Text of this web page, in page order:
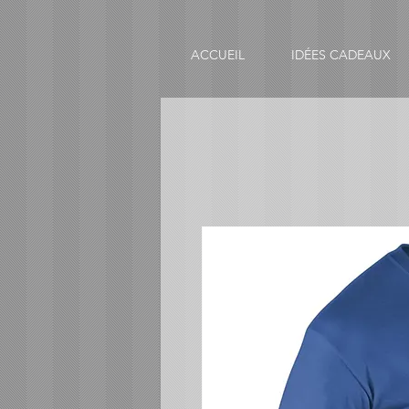
ACCUEIL IDÉES CADEAUX